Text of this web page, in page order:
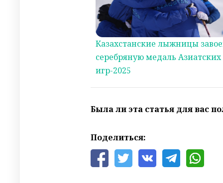
Казахстанские лыжницы
серебряную медаль Азиатских
игр-2025
Была ли эта статья для вас
Поделиться: